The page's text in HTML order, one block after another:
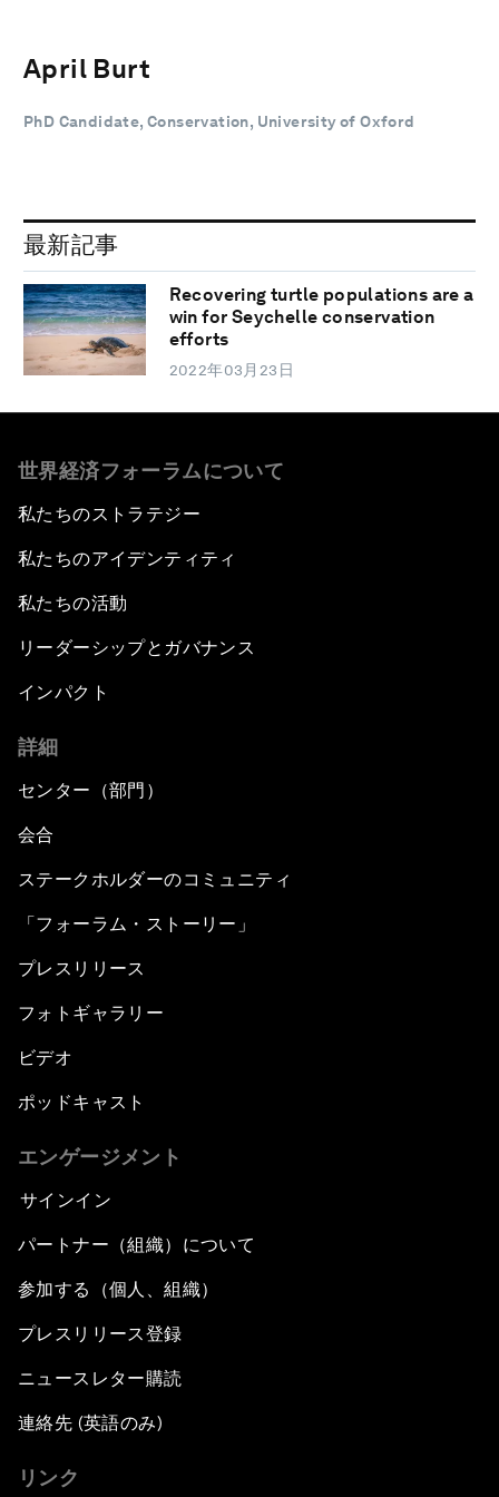
April Burt
PhD Candidate, Conservation, University of Oxford
最新記事
Recovering turtle populations are a
win for Seychelle conservation
efforts
2022年03月23日
世界経済フォーラムについて
私たちのストラテジー
私たちのアイデンティティ
私たちの活動
リーダーシップとガバナンス
インパクト
詳細
センター（部門）
会合
ステークホルダーのコミュニティ
「フォーラム・ストーリー」
プレスリリース
フォトギャラリー
ビデオ
ポッドキャスト
エンゲージメント
サインイン
パートナー（組織）について
参加する（個人、組織）
プレスリリース登録
ニュースレター購読
連絡先 (英語のみ)
リンク